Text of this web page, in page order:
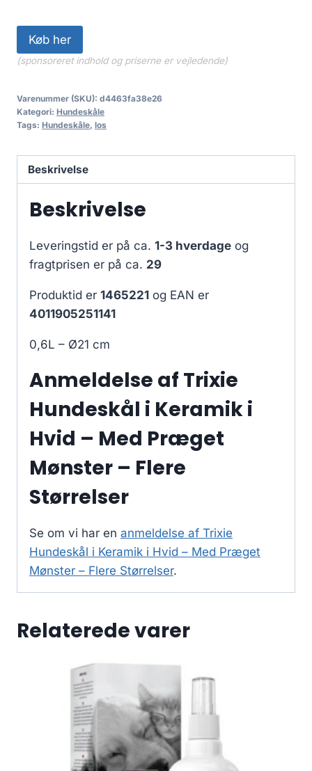
Køb her
(sponsoreret indhold og priserne er vejledende)
Varenummer (SKU): d4463fa38e26
Kategori: Hundeskåle
Tags: Hundeskåle, los
Beskrivelse
Beskrivelse
Leveringstid er på ca. 1-3 hverdage og
fragtprisen er på ca. 29
Produktid er 1465221 og EAN er
4011905251141
0,6L – Ø21 cm
Anmeldelse af Trixie
Hundeskål i Keramik i
Hvid – Med Præget
Mønster – Flere
Størrelser
Se om vi har en anmeldelse af Trixie
Hundeskål i Keramik i Hvid – Med Præget
Mønster – Flere Størrelser.
Relaterede varer